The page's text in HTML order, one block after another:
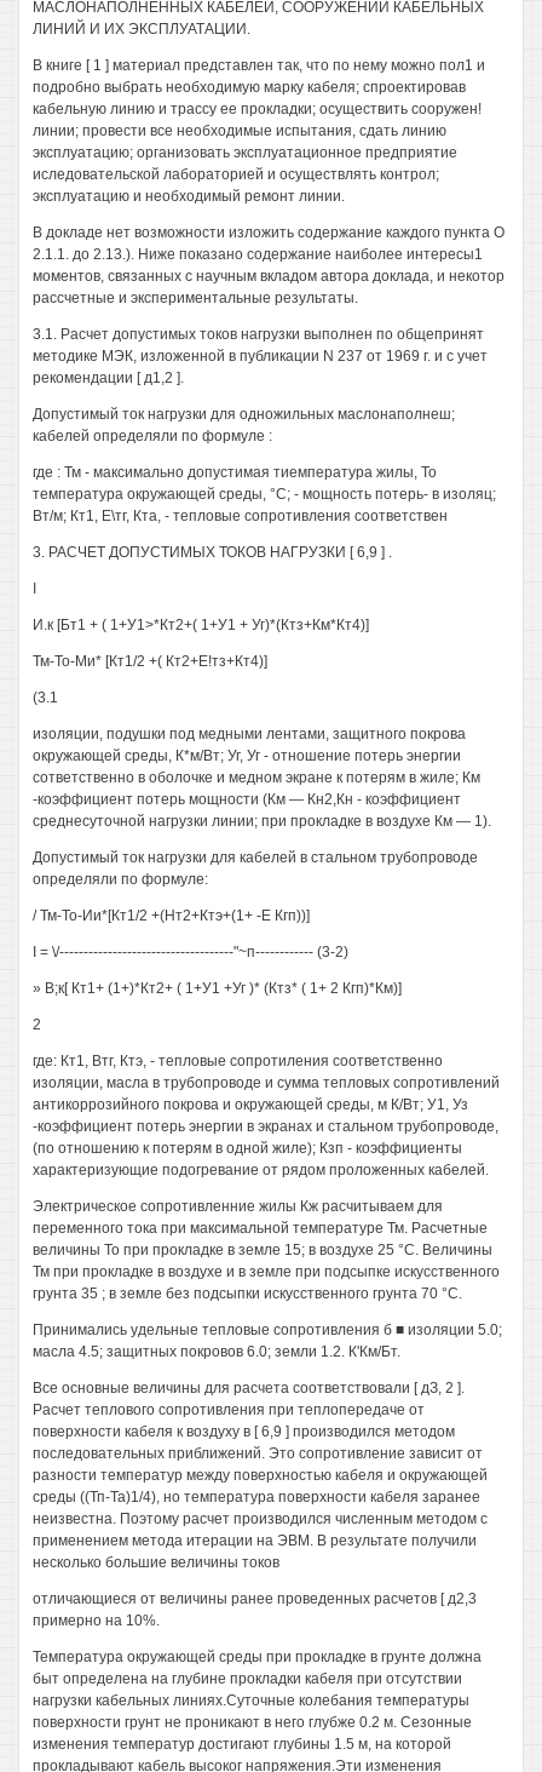
МАСЛОНАПОЛНЕННЫХ КАБЕЛЕЙ, СООРУЖЕНИИ КАБЕЛЬНЫХ
ЛИНИЙ И ИХ ЭКСПЛУАТАЦИИ.
В книге [ 1 ] материал представлен так, что по нему можно пол1 и
подробно выбрать необходимую марку кабеля; спроектировав
кабельную линию и трассу ее прокладки; осуществить сооружен!
линии; провести все необходимые испытания, сдать линию
эксплуатацию; организовать эксплуатационное предприятие
иследовательской лабораторией и осуществлять контрол;
эксплуатацию и необходимый ремонт линии.
В докладе нет возможности изложить содержание каждого пункта О
2.1.1. до 2.13.). Ниже показано содержание наиболее интересы1
моментов, связанных с научным вкладом автора доклада, и некотор
рассчетные и экспериментальные результаты.
3.1. Расчет допустимых токов нагрузки выполнен по общепринят
методике МЭК, изложенной в публикации N 237 от 1969 г. и с учет
рекомендации [ д1,2 ].
Допустимый ток нагрузки для одножильных маслонаполнеш;
кабелей определяли по формуле :
где : Тм - максимально допустимая тиемпература жилы, То
температура окружающей среды, °С; - мощность потерь- в изоляц;
Вт/м; Кт1, Е\тг, Кта, - тепловые сопротивления соответствен
3. РАСЧЕТ ДОПУСТИМЫХ ТОКОВ НАГРУЗКИ [ 6,9 ] .
И.к [Бт1 + ( 1+У1>*Кт2+( 1+У1 + Уг)*(Ктз+Км*Кт4)]
Тм-То-Ми* [Кт1/2 +( Кт2+Е!тз+Кт4)]
(3.1
изоляции, подушки под медными лентами, защитного покрова
окружающей среды, К*м/Вт; Уг, Уг - отношение потерь энергии
сответственно в оболочке и медном экране к потерям в жиле; Км
-коэффициент потерь мощности (Км — Кн2,Кн - коэффициент
среднесуточной нагрузки линии; при прокладке в воздухе Км — 1).
Допустимый ток нагрузки для кабелей в стальном трубопроводе
определяли по формуле:
/ Тм-То-Ии*[Кт1/2 +(Нт2+Ктэ+(1+ -Е Кгп))]
I = \/------------------------------------"~п------------ (3-2)
» В;к[ Кт1+ (1+)*Кт2+ ( 1+У1 +Уг )* (Ктз* ( 1+ 2 Кгп)*Км)]
2
где: Кт1, Втг, Ктэ, - тепловые сопротиления соответственно
изоляции, масла в трубопроводе и сумма тепловых сопротивлений
антикоррозийного покрова и окружающей среды, м К/Вт; У1, Уз
-коэффициент потерь энергии в экранах и стальном трубопроводе,
(по отношению к потерям в одной жиле); Кзп - коэффициенты
характеризующие подогревание от рядом проложенных кабелей.
Электрическое сопротивленние жилы Кж расчитываем для
переменного тока при максимальной температуре Тм. Расчетные
величины То при прокладке в земле 15; в воздухе 25 °С. Величины
Тм при прокладке в воздухе и в земле при подсыпке искусственного
грунта 35 ; в земле без подсыпки искусственного грунта 70 °С.
Принимались удельные тепловые сопротивления б ■ изоляции 5.0;
масла 4.5; защитных покровов 6.0; земли 1.2. К'Км/Бт.
Все основные величины для расчета соответствовали [ дЗ, 2 ].
Расчет теплового сопротивления при теплопередаче от
поверхности кабеля к воздуху в [ 6,9 ] производился методом
последовательных приближений. Это сопротивление зависит от
разности температур между поверхностью кабеля и окружающей
среды ((Тп-Та)1/4), но температура поверхности кабеля заранее
неизвестна. Поэтому расчет производился численным методом с
применением метода итерации на ЭВМ. В результате получили
несколько большие величины токов
отличающиеся от величины ранее проведенных расчетов [ д2,3
примерно на 10%.
Температура окружающей среды при прокладке в грунте должна
быт определена на глубине прокладки кабеля при отсутствии
нагрузки кабельных линиях.Суточные колебания температуры
поверхности грунт не проникают в него глубже 0.2 м. Сезонные
изменения температур достигают глубины 1.5 м, на которой
прокладывают кабель высоког напряжения.Эти изменения